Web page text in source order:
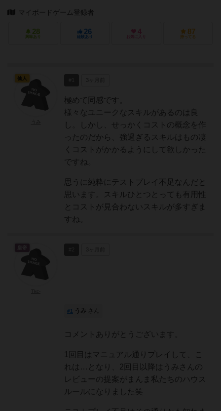
マイボードゲーム登録者
28
興味あり
26
経験あり
4
お気に入り
87
持ってる
3ヶ月前
極めて同感です。
様々なユニークなスキルがあるのは良
し。しかし、せっかくコストの概念を作
ったのだから、強過ぎるスキルはもの凄
くコストがかかるようにして欲しかった
ですね。
思うに純粋にテストプレイ不足なんだと
思います。スキルひとつとっても有用性
とコストが見合わないスキルが多すぎま
すね。
仙人
3ヶ月前
#1 うみ さん
コメントありがとうございます。
1回目はマニュアル通りプレイして、こ
れは…となり、2回目以降はうみさんの
レビューの提案がまんま私たちのハウス
ルールになりました笑